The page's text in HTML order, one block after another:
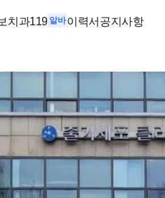
치과119 알바이력서 공지사항